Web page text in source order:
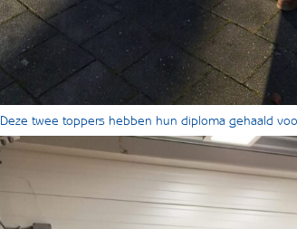
Deze twee toppers hebben hun diploma gehaald